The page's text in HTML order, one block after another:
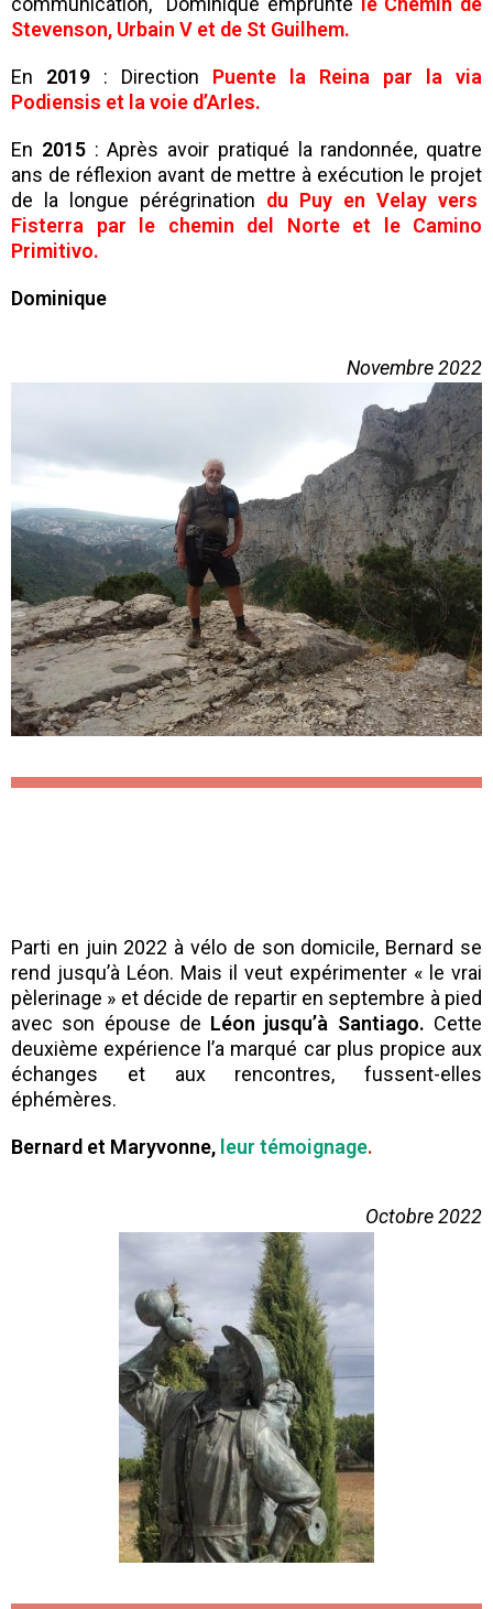
Stevenson, Urbain V et de St Guilhem.
En 2019 : Direction Puente la Reina par la via
Podiensis et la voie d’Arles.
En 2015: Après avoir pratiqué la randonnée, quatre
ans de réflexion avant de mettre à exécution le projet
de la longue pérégrination du Puy en Velay vers
Fisterra par le chemin del Norte et le Camino
Primitivo.
Dominique
Novembre 2022
Parti en juin 2022 à vélo de son domicile, Bernard se
rend jusqu’à Léon. Mais il veut expérimenter « le vrai
pèlerinage » et décide de repartir en septembre à pied
avec son épouse de Léon jusqu’à Santiago. Cette
deuxième expérience l’a marqué car plus propice aux
échanges et aux rencontres, fussent-elles
éphémères.
Bernard et Maryvonne, leur témoignage.
Octobre 2022